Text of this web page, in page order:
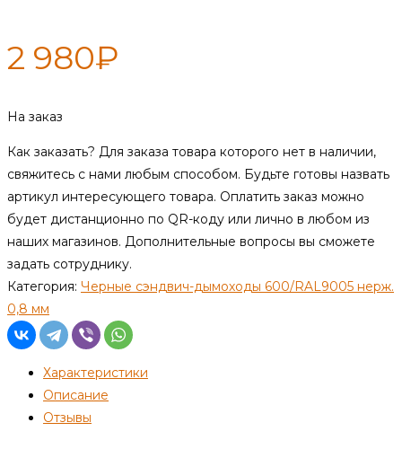
2 980₽
На заказ
Как заказать? Для заказа товара которого нет в наличии,
свяжитесь с нами любым способом. Будьте готовы назвать
артикул интересующего товара. Оплатить заказ можно
будет дистанционно по QR-коду или лично в любом из
наших магазинов. Дополнительные вопросы вы сможете
задать сотруднику.
Категория: Черные сэндвич-дымоходы 600/RAL9005 нерж.
0,8 мм
Характеристики
Описание
Отзывы